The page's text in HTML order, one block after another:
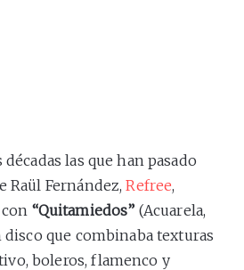
décadas las que han pasado
Raül Fernández,Refree,
“Quitamiedos” (Acuarela,
disco que combinaba texturas
boleros, flamenco y